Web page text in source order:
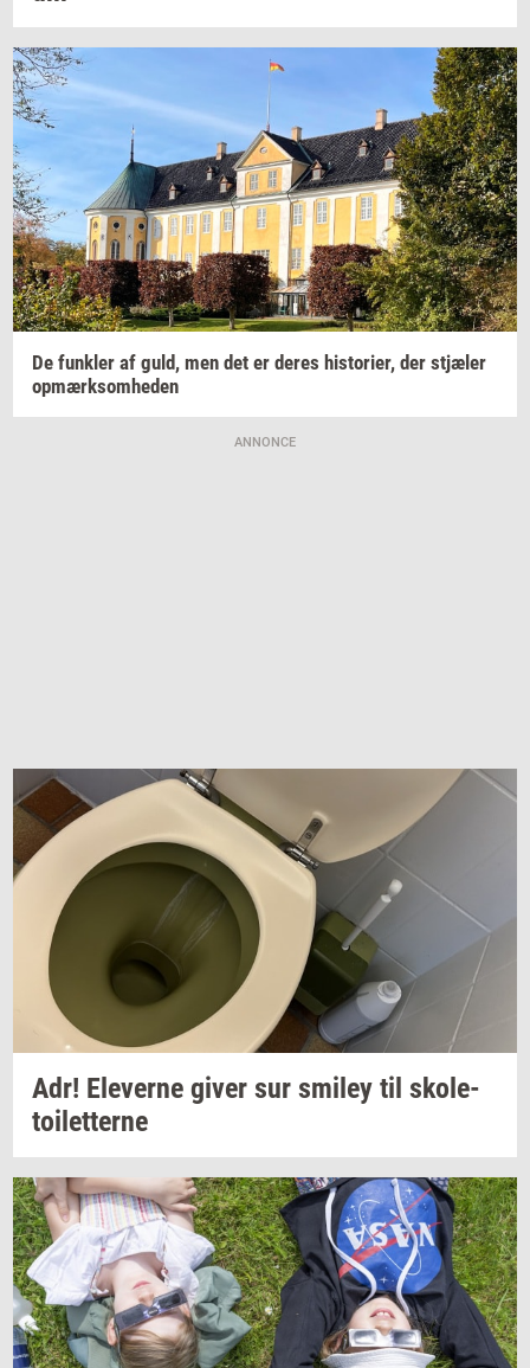
De funk­ler af guld, men det er deres hi­sto­ri­er, der stjæ­ler
op­mærk­som­he­den
ANNONCE
Adr! Ele­ver­ne giver sur smiley til sko­le­
toilet­ter­ne